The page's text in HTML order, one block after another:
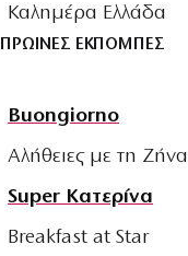
Καλημέρα Ελλάδα
ΠΡΩΙΝΕΣ ΕΚΠΟΜΠΕΣ
Buongiorno
Αλήθειες με τη Ζήνα
Super Κατερίνα
Breakfast at Star